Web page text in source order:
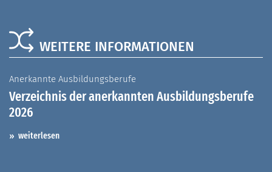
WEITERE INFORMATIONEN
Anerkannte Ausbildungsberufe
Verzeichnis der anerkannten Ausbildungsberufe
2026
weiterlesen